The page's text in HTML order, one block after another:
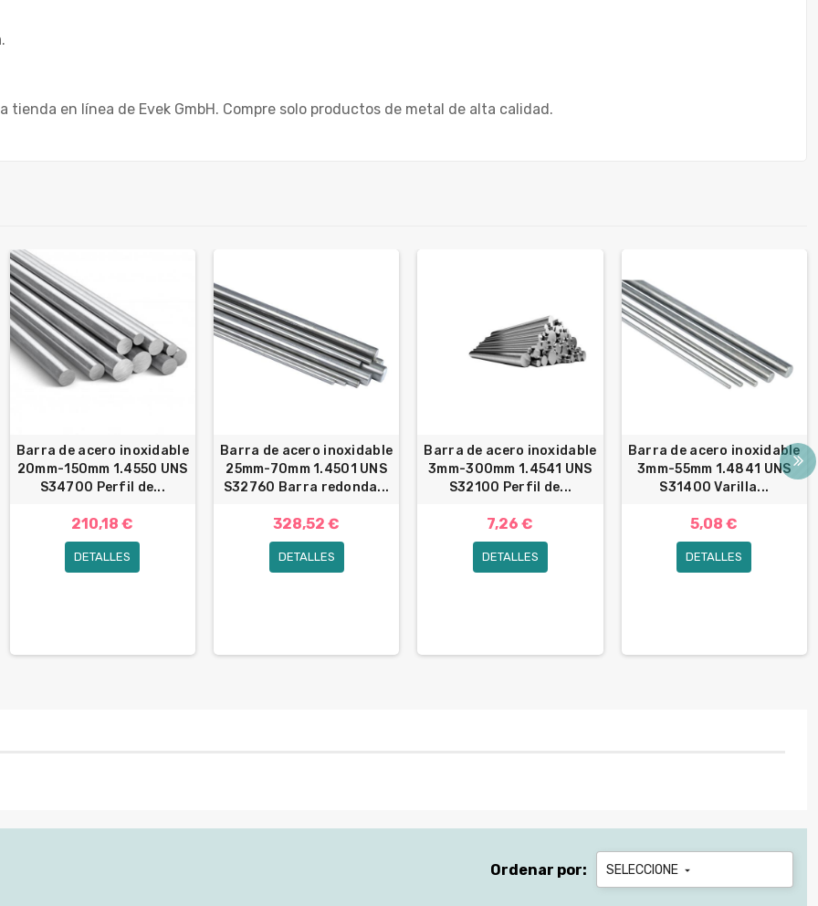
tienda en línea de Evek GmbH. Compre solo productos de metal de alta calidad.
Barra de acero inoxidable
20mm-150mm 1.4550 UNS
S34700 Perfil de...
210,18 €
DETALLES
Barra de acero inoxidable
25mm-70mm 1.4501 UNS
S32760 Barra redonda...
328,52 €
DETALLES
Barra de acero inoxidable
3mm-300mm 1.4541 UNS
S32100 Perfil de...
7,26 €
DETALLES
Barra de acero inoxidable
3mm-55mm 1.4841 UNS
S31400 Varilla...
5,08 €
DETALLES
Ordenar por: SELECCIONE 